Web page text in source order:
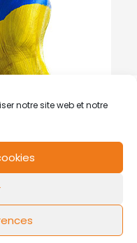
notre site web et notre
de cookies